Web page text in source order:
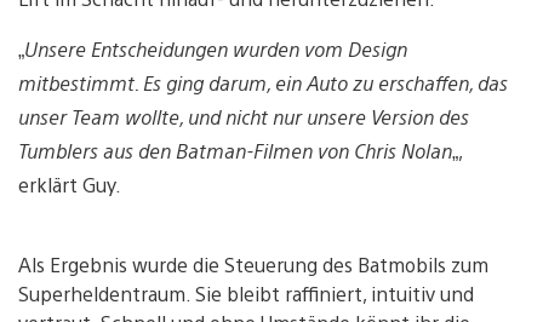
„Unsere Entscheidungen wurden vom Design
mitbestimmt. Es ging darum, ein Auto zu erschaffen, das
unser Team wollte, und nicht nur unsere Version des
Tumblers aus den Batman-Filmen von Chris Nolan„,
erklärt Guy.
Als Ergebnis wurde die Steuerung des Batmobils zum
Superheldentraum. Sie bleibt raffiniert, intuitiv und